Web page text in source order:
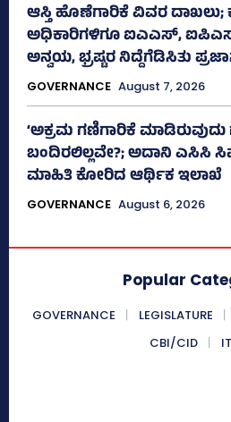
ಆಸ್ತಿ ಹೊಣೆಗಾರಿಕೆ ವಿವರ
ಅಧಿಕಾರಿಗಳಿಗೂ ಐಎಎಸ್‌,
ಅನ್ವಯ, ಭ್ರಷ್ಟರ ನಿದ್ದೆಗೆಡಿಸಿತು
GOVERNANCE August 7, 2026
‘ಅಕ್ರಮ ಗಣಿಗಾರಿಕೆ
ಬಂದಿರಲಿಲ್ಲವೇ?; ಅದಾನಿ ಎಸಿಸಿ
ಮಾಹಿತಿ ಕೋರಿದ ಆರ್ಥಿಕ ಇಲಾಖೆ
GOVERNANCE August 6, 2026
Popular
GOVERNANCE LEGISLATURE
CBI/CID